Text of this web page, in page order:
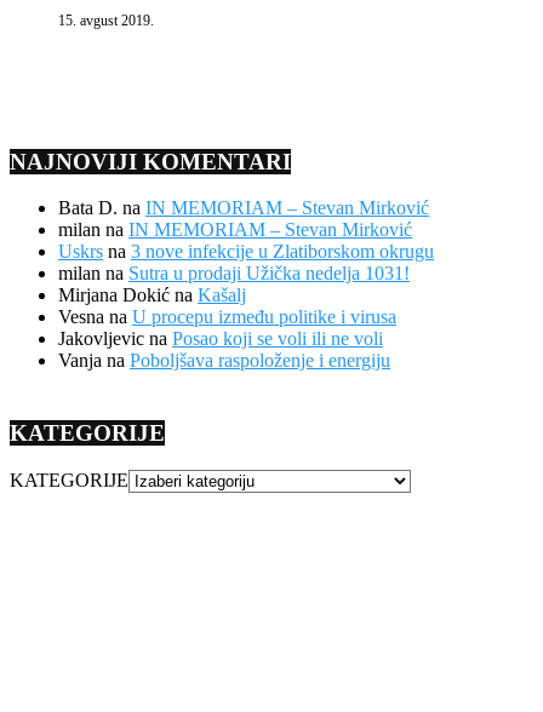
15. avgust 2019.
NAJNOVIJI KOMENTARI
Bata D. na IN MEMORIAM – Stevan Mirković
milan na IN MEMORIAM – Stevan Mirković
Uskrs na 3 nove infekcije u Zlatiborskom okrugu
milan na Sutra u prodaji Užička nedelja 1031!
Mirjana Dokić na Kašalj
Vesna na U procepu između politike i virusa
Jakovljevic na Posao koji se voli ili ne voli
Vanja na Poboljšava raspoloženje i energiju
KATEGORIJE
KATEGORIJE